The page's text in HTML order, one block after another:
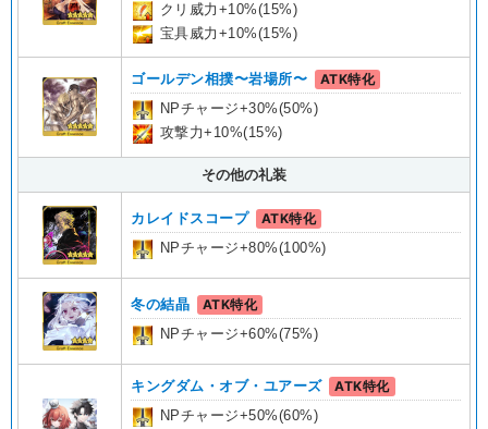
クリ威力+10%(15%)
宝具威力+10%(15%)
ゴールデン相撲〜岩場所〜
ATK特化
NPチャージ+30%(50%)
攻撃力+10%(15%)
その他の礼装
カレイドスコープ
ATK特化
NPチャージ+80%(100%)
冬の結晶
ATK特化
NPチャージ+60%(75%)
キングダム・オブ・ユアーズ
ATK特化
NPチャージ+50%(60%)